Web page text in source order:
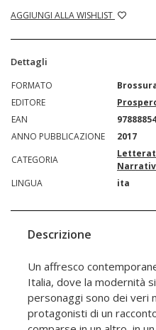
AGGIUNGI ALLA WISHLIST
Dettagli
FORMATO
EDITORE
EAN
ANNO PUBBLICAZIONE
2017
CATEGORIA
LINGUA
ita
Descrizione
Un affresco
Italia, dove la modernità
personaggi sono dei veri
protagonisti di un